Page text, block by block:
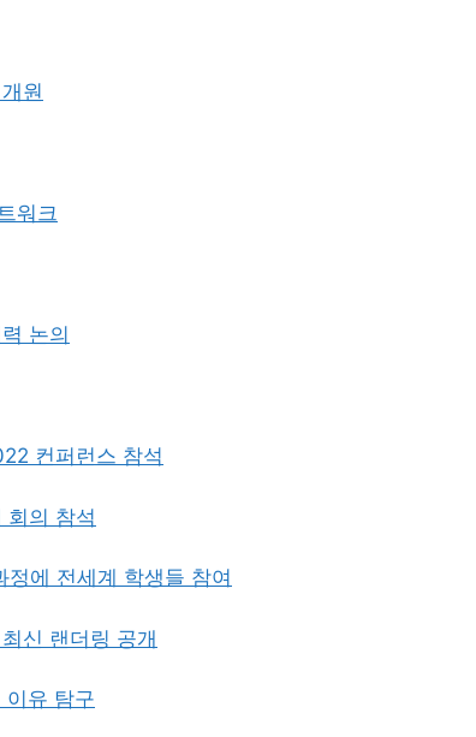
원
워크
논의
컨퍼런스 참석
회의 참석
정에 전세계 학생들 참여
신 랜더링 공개
이유 탐구